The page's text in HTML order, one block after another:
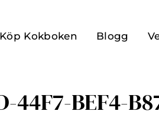
Köp Kokboken Blogg
44F7-BEF4-